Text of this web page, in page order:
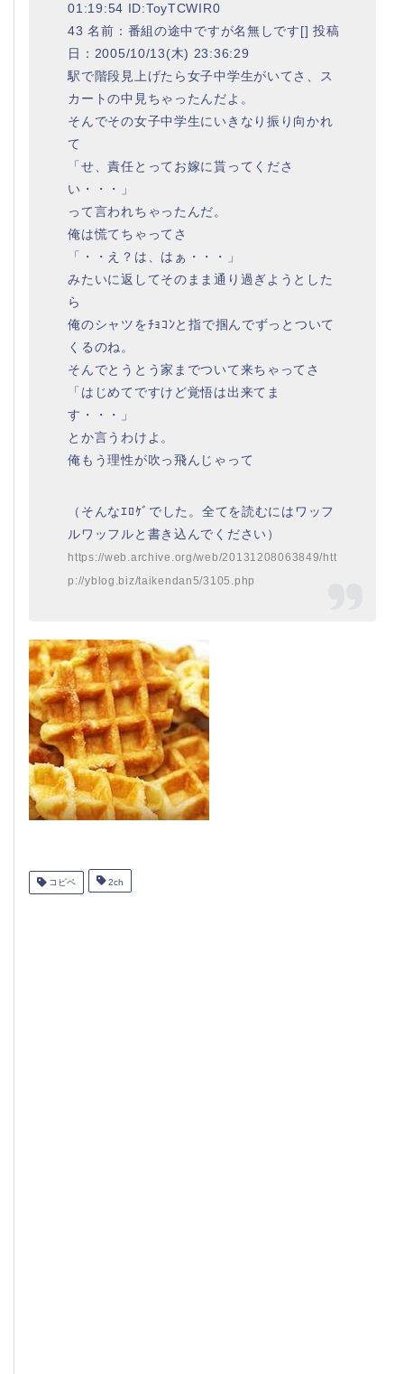
01:19:54 ID:ToyTCWIR0
43 名前：番組の途中ですが名無しです[] 投稿
日：2005/10/13(木) 23:36:29
駅で階段見上げたら女子中学生がいてさ、ス
カートの中見ちゃったんだよ。
そんでその女子中学生にいきなり振り向かれ
て
「せ、責任とってお嫁に貰ってくださ
い・・・」
って言われちゃったんだ。
俺は慌てちゃってさ
「・・え？は、はぁ・・・」
みたいに返してそのまま通り過ぎようとした
ら
俺のシャツをﾁｮｺﾝと指で掴んでずっとついて
くるのね。
そんでとうとう家までついて来ちゃってさ
「はじめてですけど覚悟は出来てま
す・・・」
とか言うわけよ。
俺もう理性が吹っ飛んじゃって
（そんなｴﾛｹﾞでした。全てを読むにはワッフ
ルワッフルと書き込んでください）
https://web.archive.org/web/20131208063849/htt
p://yblog.biz/taikendan5/3105.php
コピペ 2ch